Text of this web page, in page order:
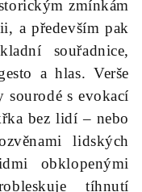
zmínkám
a především pak
souřadnice,
a hlas. Verše
sourodé s evokací
bez lidí – nebo
lidských
obklopenými
tíhnutí